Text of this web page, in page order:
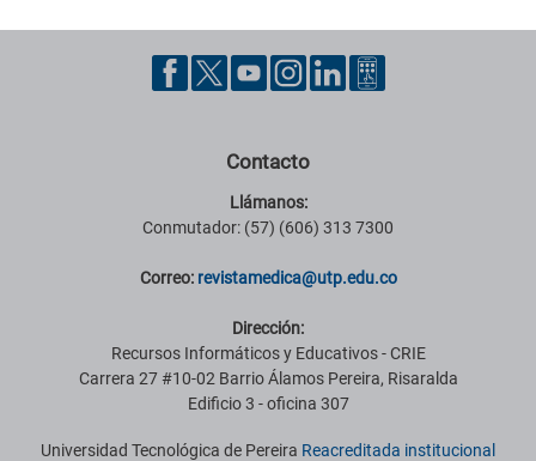
Contacto
Llámanos:
Conmutador: (57) (606) 313 7300
Correo: revistamedica@utp.edu.co
Dirección:
Recursos Informáticos y Educativos - CRIE
Carrera 27 #10-02 Barrio Álamos Pereira, Risaralda
Edificio 3 - oficina 307
Universidad Tecnológica de Pereira Reacreditada institucional